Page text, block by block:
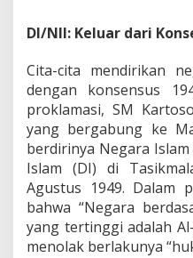
DI/NII: Keluar dari
Cita-cita mendirikan
dengan konsensus
proklamasi, SM
yang bergabung ke
berdirinya Negara
Islam (DI) di
Agustus 1949. Dalam
bahwa “Negara
yang tertinggi adalah
menolak berlakunya